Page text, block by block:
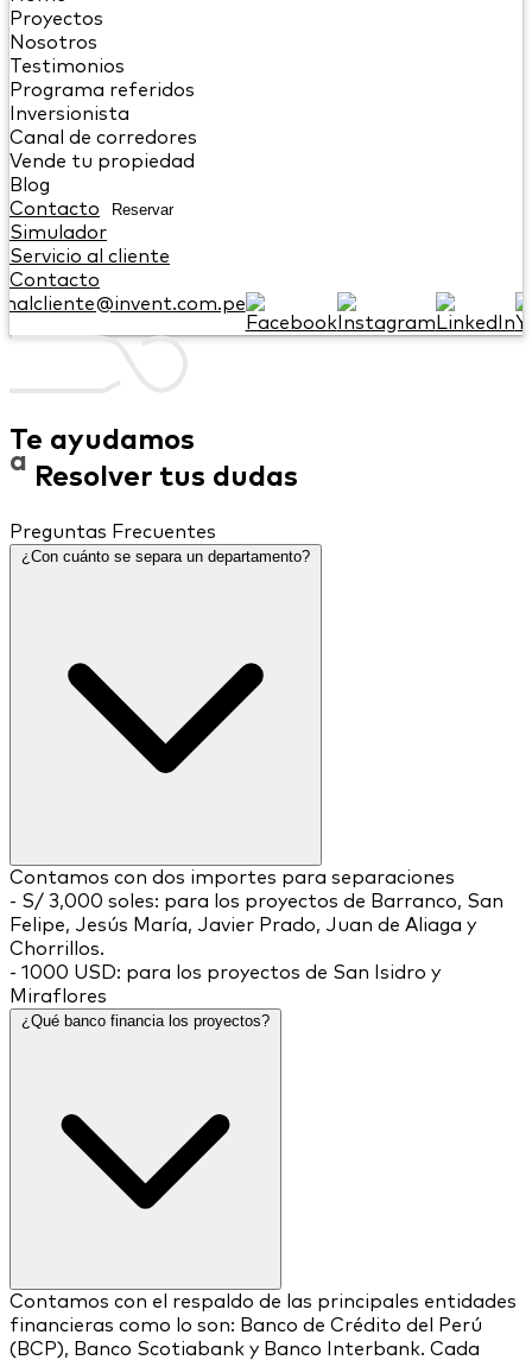
Proyectos
Nosotros
Testimonios
Programa referidos
Inversionista
Canal de corredores
Vende tu propiedad
Blog
Contacto
Reservar
Simulador
Servicio al cliente
Contacto
Te ayudamos
a
Resolver tus dudas
Preguntas Frecuentes
¿Con cuánto se separa un departamento?
Contamos con dos importes para separaciones
- S/ 3,000 soles: para los proyectos de Barranco, San
Felipe, Jesús María, Javier Prado, Juan de Aliaga y
Chorrillos.
- 1000 USD: para los proyectos de San Isidro y
Miraflores
¿Qué banco financia los proyectos?
Contamos con el respaldo de las principales entidades
financieras como lo son: Banco de Crédito del Perú
(BCP), Banco Scotiabank y Banco Interbank. Cada